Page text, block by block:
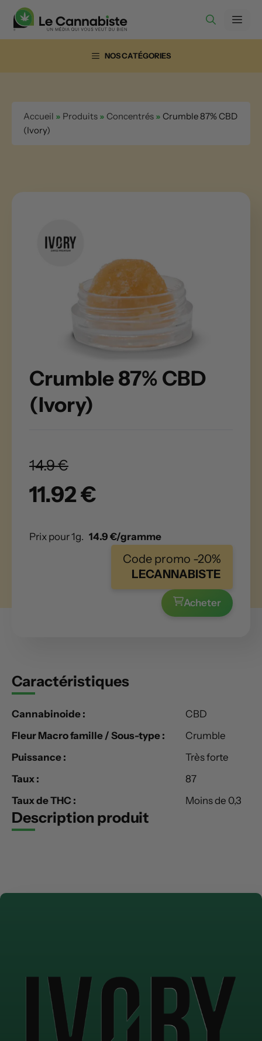
Aller
contenu
NOS CATÉGORIES
Accueil » Produits » Concentrés » Crumble 87% CBD
(Ivory)
Crumble 87% CBD
(Ivory)
14.9 €
11.92 €
Prix pour 1g. 14.9 €/gramme
Code promo -20%
LECANNABISTE
Acheter
Caractéristiques
Cannabinoide :
CBD
Fleur Macro famille / Sous-type :
Crumble
Puissance :
Très forte
Taux :
87
Taux de THC :
Moins de 0,3
Description produit